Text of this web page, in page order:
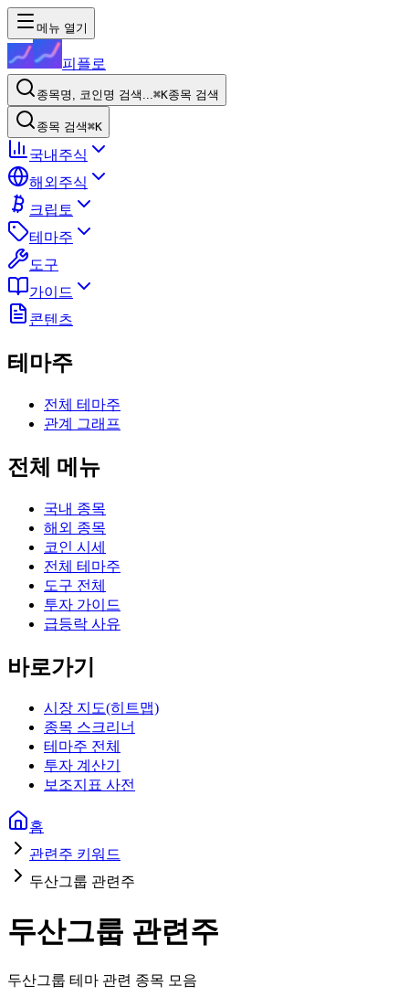
메뉴 열기
피플로
종목명, 코인명 검색...⌘K종목 검색
종목 검색⌘K
국내주식
해외주식
크립토
테마주
도구
가이드
콘텐츠
테마주
전체 테마주
관계 그래프
전체 메뉴
국내 종목
해외 종목
코인 시세
전체 테마주
도구 전체
투자 가이드
급등락 사유
바로가기
시장 지도(히트맵)
종목 스크리너
테마주 전체
투자 계산기
보조지표 사전
홈
관련주 키워드
두산그룹 관련주
두산그룹 관련주
두산그룹 테마 관련 종목 모음